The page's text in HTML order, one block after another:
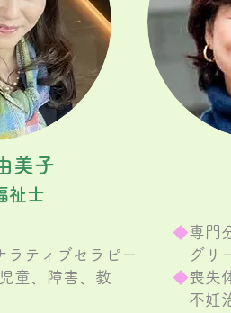
美子
祉士
ラティブセラピー
童、障害、教
◆専門
グリ
◆喪失
不妊